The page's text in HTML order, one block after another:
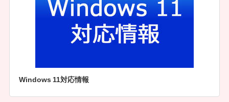
Windows 11対応情報